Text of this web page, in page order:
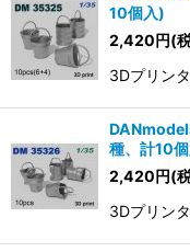
10個入)
2,420円(
3Dプリン
種、計10
2,420円(
3Dプリン